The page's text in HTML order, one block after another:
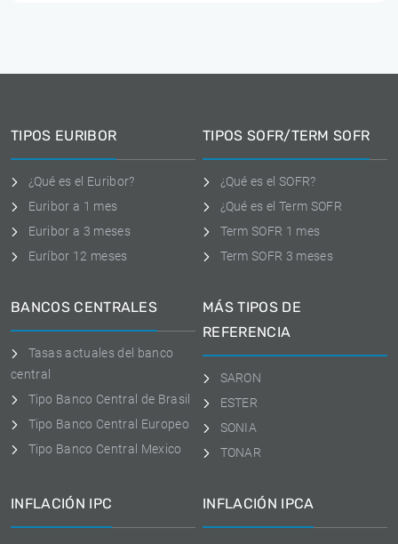
TIPOS EURIBOR
¿Qué es el Euribor?
Euribor a 1 mes
Euribor a 3 meses
Euríbor 12 meses
TIPOS SOFR/TERM SOFR
¿Qué es el SOFR?
¿Qué es el Term SOFR
Term SOFR 1 mes
Term SOFR 3 meses
BANCOS CENTRALES
Tasas actuales del banco
central
Tipo Banco Central de Brasil
Tipo Banco Central Europeo
Tipo Banco Central Mexico
MÁS TIPOS DE
REFERENCIA
SARON
ESTER
SONIA
TONAR
INFLACIÓN IPC INFLACIÓN IPCA